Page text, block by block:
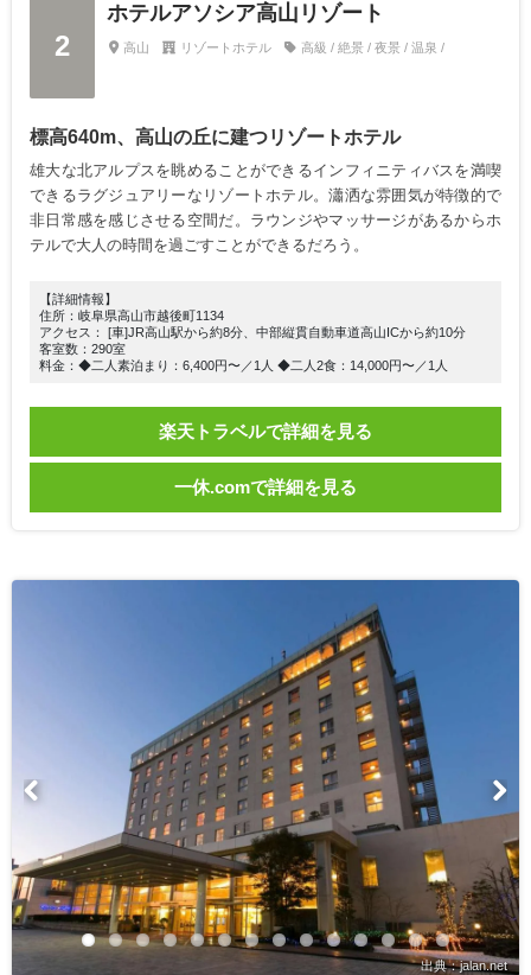
2
ホテルアソシア高山リゾート
高山 リゾートホテル 高級 / 絶景 / 夜景 / 温泉 /
標高640m、高山の丘に建つリゾートホテル
雄大な北アルプスを眺めることができるインフィニティバスを満喫
できるラグジュアリーなリゾートホテル。瀟洒な雰囲気が特徴的で
非日常感を感じさせる空間だ。ラウンジやマッサージがあるからホ
テルで大人の時間を過ごすことができるだろう。
【詳細情報】
住所：岐阜県高山市越後町1134
アクセス： [車]JR高山駅から約8分、中部縦貫自動車道高山ICから約10分
客室数：290室
料金：◆二人素泊まり：6,400円〜／1人 ◆二人2食：14,000円〜／1人
楽天トラベルで詳細を見る
一休.comで詳細を見る
出典：jalan.net